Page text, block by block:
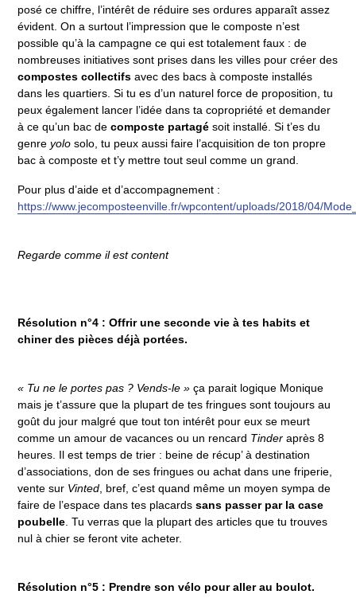
posé ce chiffre, l’intérêt de réduire ses ordures apparaît assez
évident. On a surtout l’impression que le composte n’est
possible qu’à la campagne ce qui est totalement faux : de
nombreuses initiatives sont prises dans les villes pour créer des
compostes collectifs avec des bacs à composte installés
dans les quartiers. Si tu es d’un naturel force de proposition, tu
peux également lancer l’idée dans ta copropriété et demander
à ce qu’un bac de composte partagé soit installé. Si t’es du
genre yolo solo, tu peux aussi faire l’acquisition de ton propre
bac à composte et t’y mettre tout seul comme un grand.
Pour plus d’aide et d’accompagnement :
https://www.jecomposteenville.fr/wpcontent/uploads/2018/04/
Regarde comme il est content
Résolution n°4 : Offrir une seconde vie à tes habits et
chiner des pièces déjà portées.
« Tu ne le portes pas ? Vends-le » ça parait logique Monique
mais je t’assure que la plupart de tes fringues sont toujours au
goût du jour malgré que tout ton intérêt pour eux se meurt
comme un amour de vacances ou un rencard Tinder après 8
heures. Il est temps de trier : beine de récup’ à destination
d’associations, don de ses fringues ou achat dans une friperie,
vente sur Vinted , bref, c’est quand même un moyen sympa de
faire de l’espace dans tes placards sans passer par la case
poubelle . Tu verras que la plupart des articles que tu trouves
nul à chier se feront vite acheter.
Résolution n°5 : Prendre son vélo pour aller au boulot.